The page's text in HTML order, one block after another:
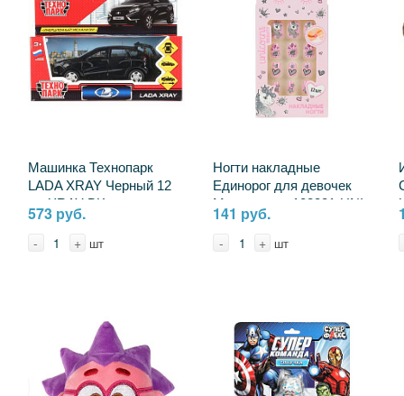
Машинка Технопарк
LADA XRAY Черный 12
см XRAY-BK
573 руб.
- + шт
Ногти накладные
Единорог для девочек
Милая леди 108381-UNI-
ML-WOT
141 руб.
- + шт